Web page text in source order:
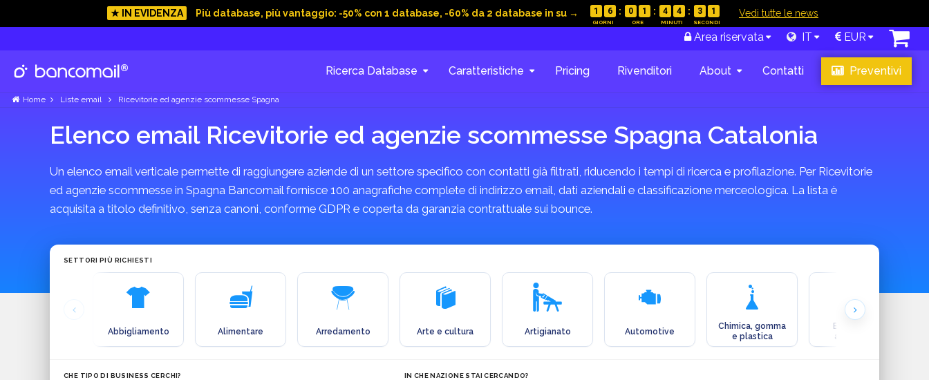
★ IN EVIDENZA Più database, più vantaggio: -50% con 1 database, -60% da 2 database in su → 1 6 0 1 4 4 3 0 Vedi tutte le news
Area riservata IT EUR
Ricerca Database Caratteristiche Pricing Rivenditori About Contatti Preventivi
Home Liste email Ricevitorie ed agenzie scommesse Spagna
Elenco email Ricevitorie ed agenzie scommesse Spagna Catalonia
Un elenco email verticale permette di raggiungere aziende di un settore specifico con contatti già filtrati, riducendo i tempi di ricerca e profilazione. Per Ricevitorie
ed agenzie scommesse in Spagna Bancomail fornisce 100 anagrafiche complete di indirizzo email, dati aziendali e classificazione merceologica. La lista è
acquisita a titolo definitivo, senza canoni, conforme GDPR e coperta da garanzia contrattuale sui bounce.
SETTORI PIÙ RICHIESTI
Abbigliamento Alimentare Arredamento Arte e cultura Artigianato Automotive
Chimica, gomma
e plastica
Ecologia e
ambiente
CHE TIPO DI BUSINESS CERCHI? IN CHE NAZIONE STAI CERCANDO?